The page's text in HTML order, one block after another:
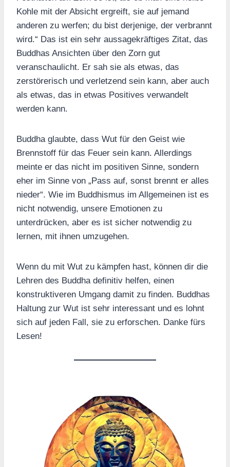
Kohle mit der Absicht ergreift, sie auf jemand
anderen zu werfen; du bist derjenige, der verbrannt
wird.“ Das ist ein sehr aussagekräftiges Zitat, das
Buddhas Ansichten über den Zorn gut
veranschaulicht. Er sah sie als etwas, das
zerstörerisch und verletzend sein kann, aber auch
als etwas, das in etwas Positives verwandelt
werden kann.
Buddha glaubte, dass Wut für den Geist wie
Brennstoff für das Feuer sein kann. Allerdings
meinte er das nicht im positiven Sinne, sondern
eher im Sinne von „Pass auf, sonst brennt er alles
nieder“. Wie im Buddhismus im Allgemeinen ist es
nicht notwendig, unsere Emotionen zu
unterdrücken, aber es ist sicher notwendig zu
lernen, mit ihnen umzugehen.
Wenn du mit Wut zu kämpfen hast, können dir die
Lehren des Buddha definitiv helfen, einen
konstruktiveren Umgang damit zu finden. Buddhas
Haltung zur Wut ist sehr interessant und es lohnt
sich auf jeden Fall, sie zu erforschen. Danke fürs
Lesen!